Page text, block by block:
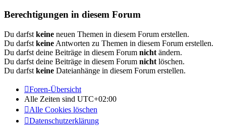
Berechtigungen in diesem Forum
Du darfst keine neuen Themen in diesem Forum erstellen.
Du darfst keine Antworten zu Themen in diesem Forum erstellen.
Du darfst deine Beiträge in diesem Forum nicht ändern.
Du darfst deine Beiträge in diesem Forum nicht löschen.
Du darfst keine Dateianhänge in diesem Forum erstellen.
Foren-Übersicht
Alle Zeiten sind UTC+02:00
Alle Cookies löschen
Datenschutzerklärung